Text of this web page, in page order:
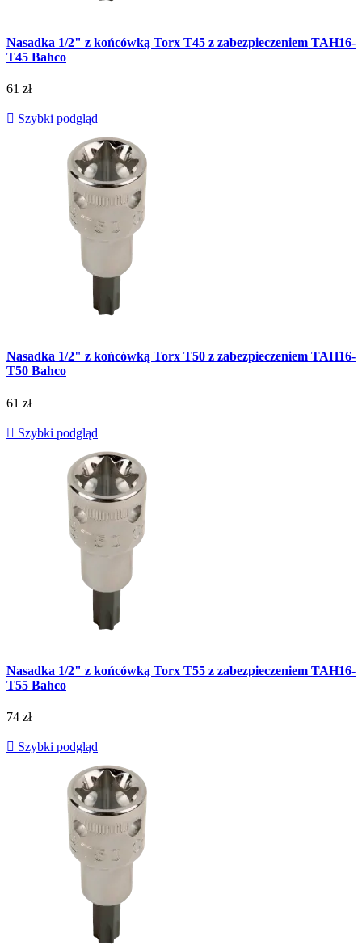
Nasadka 1/2" z końcówką Torx T45 z zabezpieczeniem TAH16-
T45 Bahco
61 zł
 Szybki podgląd
Nasadka 1/2" z końcówką Torx T50 z zabezpieczeniem TAH16-
T50 Bahco
61 zł
 Szybki podgląd
Nasadka 1/2" z końcówką Torx T55 z zabezpieczeniem TAH16-
T55 Bahco
74 zł
 Szybki podgląd